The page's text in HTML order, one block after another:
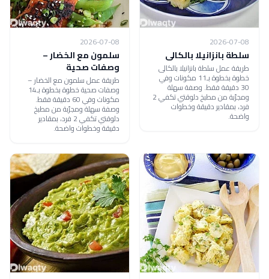
2026-07-08
سلطة بانزانيلا بالكالى
طريقة عمل سلطة بانزانيلا بالكالى
خطوة بخطوة بـ11 مكونات وفي
30 دقيقة فقط. وصفة سهلة
ومجرّبة من مطبخ دلوقتي تكفي 2
فرد، بمقادير دقيقة وخطوات
واضحة.
2026-07-08
سلمون مع الخضار –
وصفات صحية
طريقة عمل سلمون مع الخضار –
وصفات صحية خطوة بخطوة بـ14
مكونات وفي 60 دقيقة فقط.
وصفة سهلة ومجرّبة من مطبخ
دلوقتي تكفي 2 فرد، بمقادير
دقيقة وخطوات واضحة.